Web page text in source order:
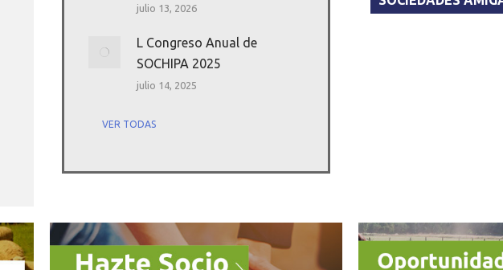
julio 13, 2026
L Congreso Anual de
SOCHIPA 2025
julio 14, 2025
VER TODAS